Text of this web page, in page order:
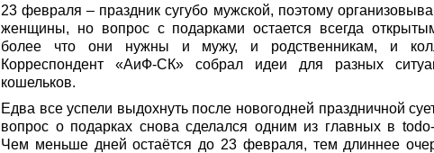
23 февраля – праздник сугубо мужской, поэтому
женщины, но вопрос с подарками остается всегда
более что они нужны и мужу, и родственникам, и
Корреспондент «АиФ-СК» собрал идеи для разных
кошельков.
Едва все успели выдохнуть после новогодней праздничной
вопрос о подарках снова сделался одним из главных в todo-
Чем меньше дней остаётся до 23 февраля, тем длиннее